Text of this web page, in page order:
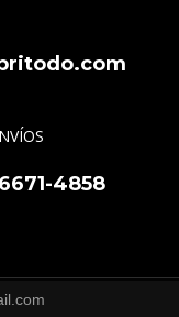
4858